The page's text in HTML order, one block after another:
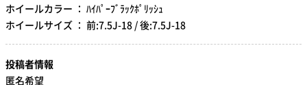
ホイールカラー ： ﾊｲﾊﾟｰﾌﾞﾗｯｸﾎﾟﾘｯｼｭ
ホイールサイズ ： 前:7.5J-18 / 後:7.5J-18
投稿者情報
匿名希望